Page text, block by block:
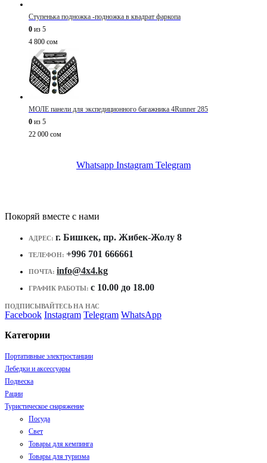
Ступенька подножка -подножка в квадрат фаркопа
0 из 5
4 800 сом
МОЛЕ панели для экспедиционного багажника 4Runner 285
0 из 5
22 000 сом
Whatsapp Instagram Telegram
Покоряй вместе с нами
АДРЕС: г. Бишкек, пр. Жибек-Жолу 8
ТЕЛЕФОН: +996 701 666661
ПОЧТА: info@4x4.kg
ГРАФИК РАБОТЫ: c 10.00 до 18.00
ПОДПИСЫВАЙТЕСЬ НА НАС
Facebook Instagram Telegram WhatsApp
Категории
Портативные электростанции
Лебедки и аксессуары
Подвеска
Рации
Туристическое снаряжение
Посуда
Свет
Товары для кемпинга
Товары для туризма